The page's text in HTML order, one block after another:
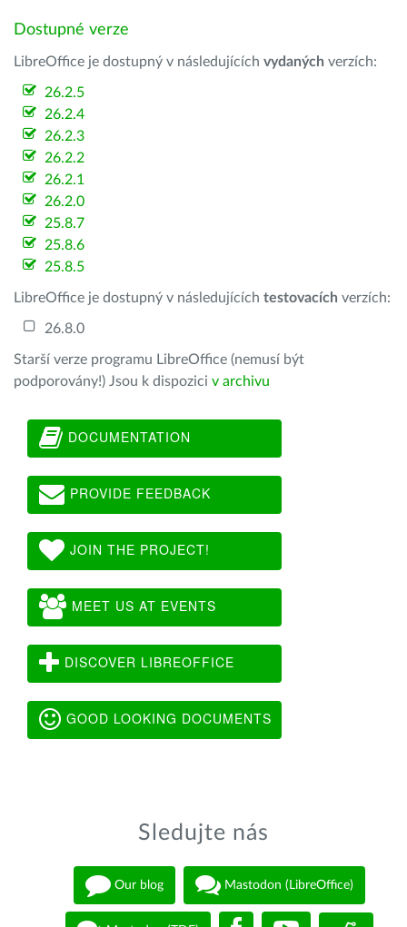
Dostupné verze
LibreOffice je dostupný v následujících vydaných verzích:
26.2.5
26.2.4
26.2.3
26.2.2
26.2.1
26.2.0
25.8.7
25.8.6
25.8.5
LibreOffice je dostupný v následujících testovacích verzích:
26.8.0
Starší verze programu LibreOffice (nemusí být
podporovány!) Jsou k dispozici v archivu
DOCUMENTATION
PROVIDE FEEDBACK
JOIN THE PROJECT!
MEET US AT EVENTS
DISCOVER LIBREOFFICE
GOOD LOOKING DOCUMENTS
Sledujte nás
Our blog Mastodon (LibreOffice)